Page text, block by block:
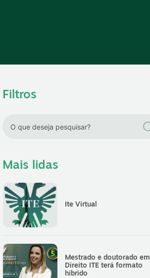
Filtros
Mais lidas
Ite Virtual
Mestrado e doutorado em
Direito ITE terá formato
híbrido